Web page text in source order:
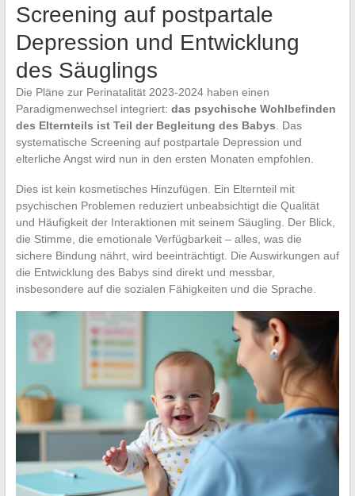
Screening auf postpartale
Depression und Entwicklung
des Säuglings
Die Pläne zur Perinatalität 2023-2024 haben einen
Paradigmenwechsel integriert: das psychische Wohlbefinden
des Elternteils ist Teil der Begleitung des Babys . Das
systematische Screening auf postpartale Depression und
elterliche Angst wird nun in den ersten Monaten empfohlen.
Dies ist kein kosmetisches Hinzufügen. Ein Elternteil mit
psychischen Problemen reduziert unbeabsichtigt die Qualität
und Häufigkeit der Interaktionen mit seinem Säugling. Der Blick,
die Stimme, die emotionale Verfügbarkeit – alles, was die
sichere Bindung nährt, wird beeinträchtigt. Die Auswirkungen auf
die Entwicklung des Babys sind direkt und messbar,
insbesondere auf die sozialen Fähigkeiten und die Sprache.